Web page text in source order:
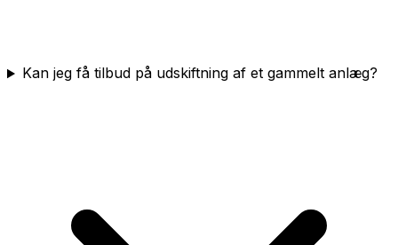
Kan jeg få tilbud på udskiftning af et gammelt anlæg?